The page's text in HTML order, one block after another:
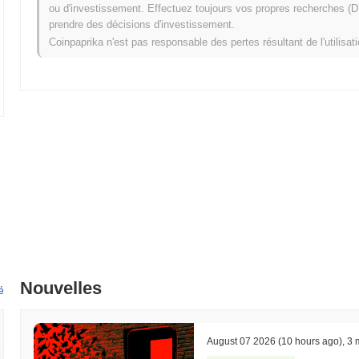
la trajectoire de croissance de MUMU THE BULL et ont posé les
communautaires.
Qu'est-ce qui s'annonce pour MUMU THE BULL ?
gouvernance uniques qui responsabilisent sa communauté,
partenariats stratégiques avec diverses plateformes DeFi et des
d'utilisation. MUMU THE BULL fournit également des ressources
ou d'investissement. Effectuez toujours vos propres recherches
prendre des décisions d'investissement.
Coinpaprika n'est pas responsable des pertes résultant de
Nouvelles
August 07 2026 (10 hours ago) 3